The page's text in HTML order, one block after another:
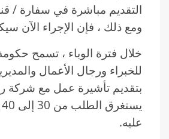
التقديم مباشرة في سفارة /
ومع ذلك ، فإن الإجراء الآن
خلال فترة الوباء ، تسمح
للخبراء ورجال الأعمال
بتقديم تأشيرة عمل مع شركة
عليه.